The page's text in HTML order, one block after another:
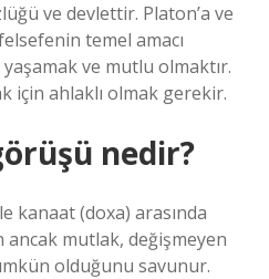
ve devlettir. Platon’a ve
temel amacı
ve mutlu olmaktır.
için ahlaklı olmak gerekir.
nedir?
kanaat (doxa) arasında
mutlak, değişmeyen
olduğunu savunur.